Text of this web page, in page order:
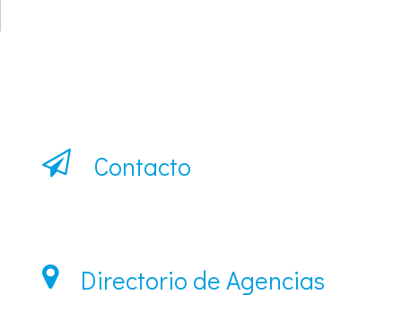
Contacto
Directorio de Agencias